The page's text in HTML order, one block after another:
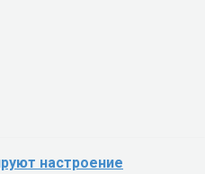
настроение